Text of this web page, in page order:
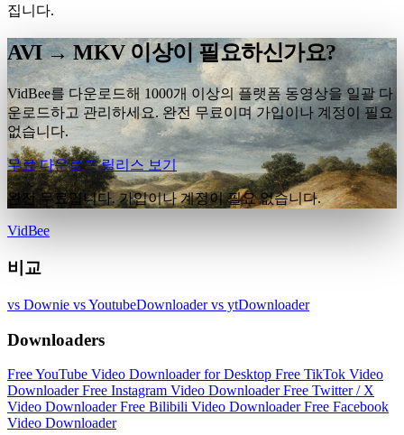
집니다.
AVI → MKV 이상이 필요하신가요?
VidBee를 다운로드해 1000개 이상의 플랫폼 동영상을 일괄 다
운로드하고 관리하세요. 완전 무료이며 가입이나 계정이 필요
없습니다.
무료 다운로드릴리스 보기
완전 무료입니다. 가입이나 계정이 필요 없습니다.
VidBee
비교
vs Downie vs YoutubeDownloadervs ytDownloader
Downloaders
Free YouTube Video Downloader for Desktop Free TikTok Video
DownloaderFree Instagram Video DownloaderFree Twitter / X
Video DownloaderFree Bilibili Video DownloaderFree Facebook
Video Downloader